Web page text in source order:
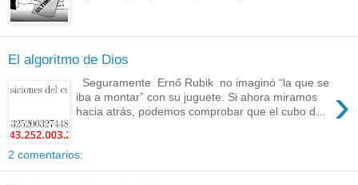
El algoritmo de Dios
›
Seguramente Ernő Rubik no imaginó “la que se
iba a montar” con su juguete. Si ahora miramos
hacia atrás, podemos comprobar que el cubo d...
2 comentarios: